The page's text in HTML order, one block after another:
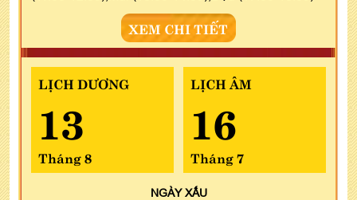
XEM CHI TIẾT
LỊCH DƯƠNG
13
Tháng 8
LỊCH ÂM
16
Tháng 7
NGÀYXẤU